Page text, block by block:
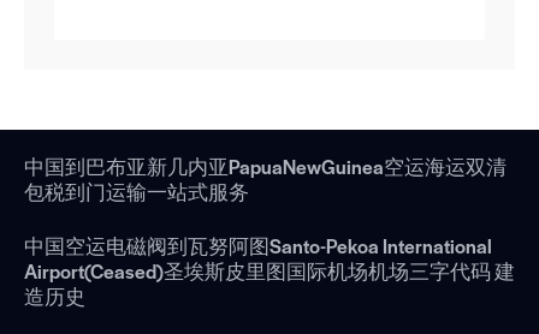
中国到巴布亚新几内亚PapuaNewGuinea空运海运双清
包税到门运输一站式服务
中国空运电磁阀到瓦努阿图Santo-Pekoa International
Airport(Ceased)圣埃斯皮里图国际机场机场三字代码 建
造历史